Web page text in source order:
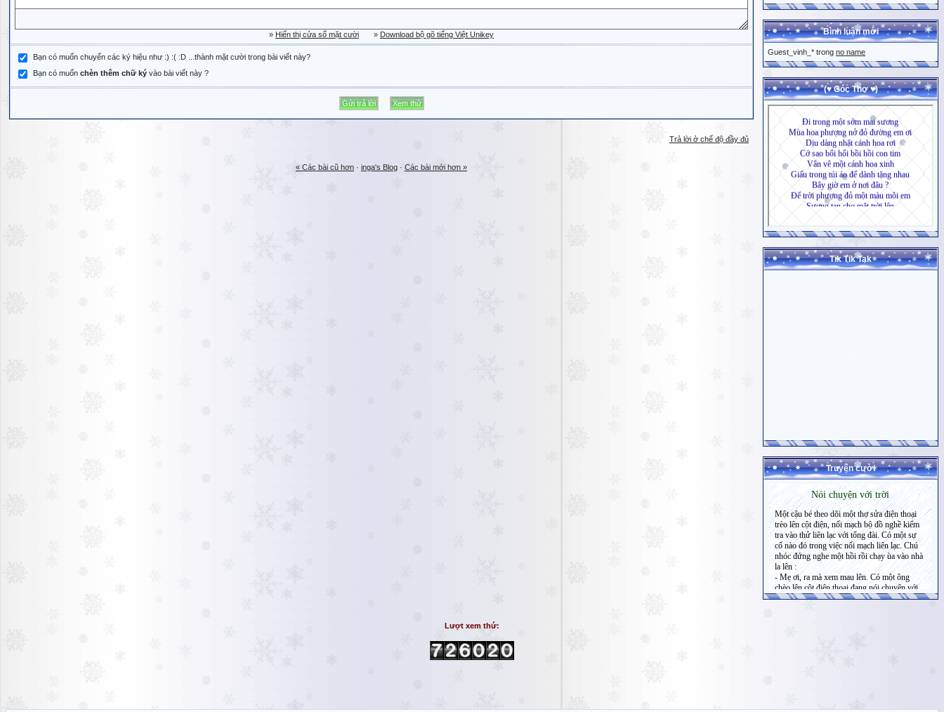
» Hiển thị cửa sổ mặt cười » Download bộ gõ tiếng Việt Unikey
Bạn có muốn chuyển các ký hiệu như :) :( :D ...thành mặt cười trong bài viết này?
Bạn có muốn chèn thêm chữ ký vào bài viết này ?
Trả lời ở chế độ đầy đủ
« Các bài cũ hơn · inga's Blog · Các bài mới hơn »
Bình luận mới
Guest_vinh_* trong no name
(♥ Góc Thơ ♥)
Tik Tik Tak
Truyện cười
Lượt xem thứ: